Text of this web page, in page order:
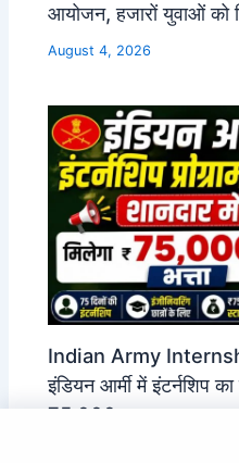
आयोजन, हजारों युवाओं को
August 4, 2026
Indian Army
इंडियन आर्मी में इंटर्नशिप
75,000 तक भत्ता